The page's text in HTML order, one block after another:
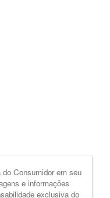
Consumidor em seu
e informações
exclusiva do